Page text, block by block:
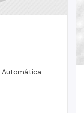
Automática